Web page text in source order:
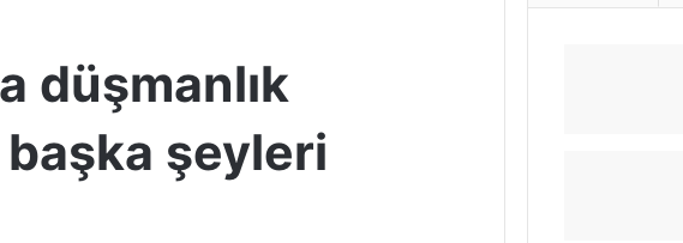
düşmanlık
başka şeyleri